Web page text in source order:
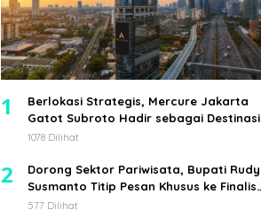
1
Berlokasi Strategis, Mercure Jakarta
Gatot Subroto Hadir sebagai Destinasi
Pilihan untuk Bisnis, Staycation,
1078 Dilihat
2
Dorong Sektor Pariwisata, Bupati Rudy
Susmanto Titip Pesan Khusus ke Finalis
Mojang Jajaka Kabupaten Bogor
577 Dilihat